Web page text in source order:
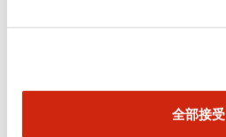
全部接受
電氣規範（額定照明部分）